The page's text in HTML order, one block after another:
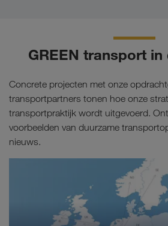
GREEN transport
Concrete projecten met onze
transportpartners tonen hoe onze
transportpraktijk wordt uitgevoerd.
voorbeelden van duurzame
nieuws.